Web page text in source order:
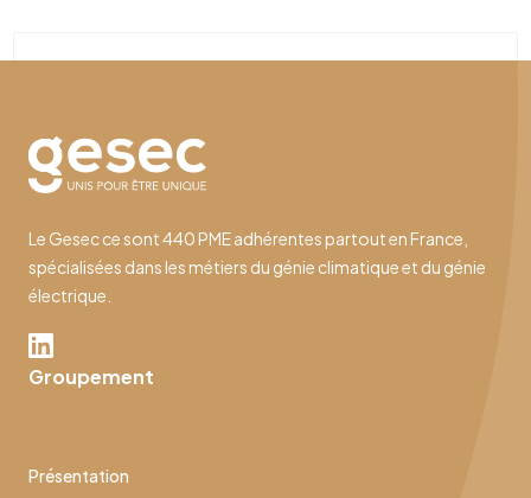
Le Gesec ce sont 440 PME adhérentes partout en France,
spécialisées dans les métiers du génie climatique et du génie
électrique.
Groupement
Présentation